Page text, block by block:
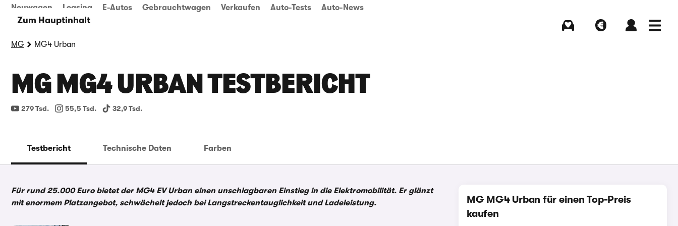
Zum Hauptinhalt
Neuwagen Leasing E-Autos Gebrauchtwagen Verkaufen Auto-Tests Auto-News
MG MG4 Urban
MG MG4 URBAN TESTBERICHT
279 Tsd. 55,5 Tsd. 32,9 Tsd.
Testbericht Technische Daten Farben
Für rund 25.000 Euro bietet der MG4 EV Urban einen unschlagbaren Einstieg in die Elektromobilität. Er glänzt
mit enormem Platzangebot, schwächelt jedoch bei Langstreckentauglichkeit und Ladeleistung.
MG MG4 Urban für einen Top-Preis
kaufen